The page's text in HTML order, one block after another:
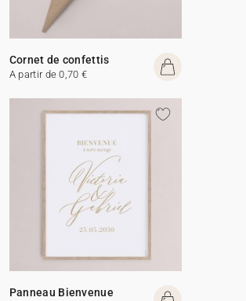
Cornet de confettis
A partir de 0,70 €
Panneau Bienvenue